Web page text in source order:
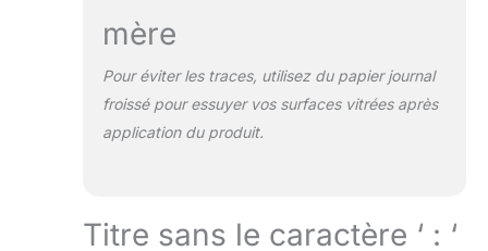
mère
Pour éviter les traces, utilisez du papier journal
froissé pour essuyer vos surfaces vitrées après
application du produit.
Titre sans le caractère ‘ : ‘